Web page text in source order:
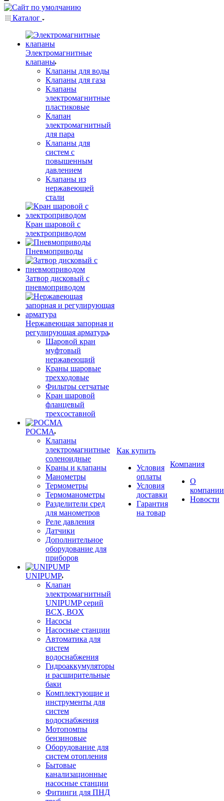
Каталог
Электромагнитные
клапаны
Клапаны для воды
Клапаны для газа
Клапаны
электромагнитные
пластиковые
Клапан
электромагнитный
для пара
Клапаны для
систем с
повышенным
давлением
Клапаны из
нержавеющей
стали
Кран шаровой с
электроприводом
Пневмоприводы
Затвор дисковый с
пневмоприводом
Нержавеющая запорная и
регулирующая арматура
Шаровой кран
муфтовый
нержавеющий
Краны шаровые
трехходовые
Фильтры сетчатые
Кран шаровой
фланцевый
трехсоставной
РОСМА
Клапаны
электромагнитные
соленоидные
Краны и клапаны
Манометры
Термометры
Термоманометры
Разделители сред
для манометров
Реле давления
Датчики
Дополнительное
оборудование для
приборов
UNIPUMP
Клапан
электромагнитный
UNIPUMP серий
BCX, BOX
Насосы
Насосные станции
Автоматика для
систем
водоснабжения
Гидроаккумуляторы
и расширительные
баки
Комплектующие и
инструменты для
систем
водоснабжения
Мотопомпы
бензиновые
Оборудование для
систем отопления
Бытовые
канализационные
насосные станции
Фитинги для ПНД
Как купить
Условия
оплаты
Условия
доставки
Гарантия
на товар
Компания
О
компании
Новости